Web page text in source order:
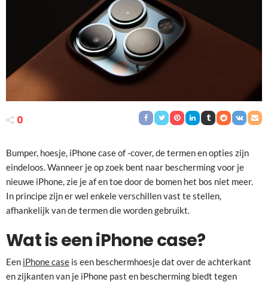
0
Bumper, hoesje, iPhone case of -cover, de termen en opties zijn
eindeloos. Wanneer je op zoek bent naar bescherming voor je
nieuwe iPhone, zie je af en toe door de bomen het bos niet meer.
In principe zijn er wel enkele verschillen vast te stellen,
afhankelijk van de termen die worden gebruikt.
Wat is een iPhone case?
Een iPhone case is een beschermhoesje dat over de achterkant
en zijkanten van je iPhone past en bescherming biedt tegen